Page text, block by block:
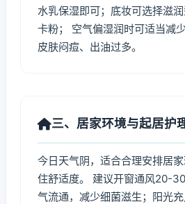
水乳保湿即可；底妆可选择滋
卡粉； 空气偏湿润时可适当减
皮肤闷痘、出油过多。
三、居家环境与起居护
今日天气阴，适合合理安排居
住舒适度。 建议开窗通风20-
气流通，减少细菌滋生；阳光